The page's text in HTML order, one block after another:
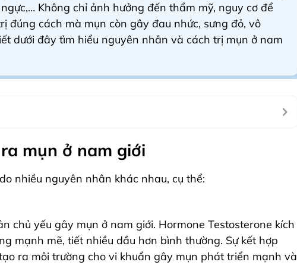
Không chỉ ảnh hưởng đến thẩm mỹ, nguy cơ để
đúng cách mà mụn còn gây đau nhức, sưng đỏ, vô
dưới đây tìm hiểu nguyên nhân và cách trị mụn ở nam
mụn ở nam giới
nhiều nguyên nhân khác nhau, cụ thể:
chủ yếu gây mụn ở nam giới. Hormone Testosterone kích
mạnh mẽ, tiết nhiều dầu hơn bình thường. Sự kết hợp
ra môi trường cho vi khuẩn gây mụn phát triển mạnh và